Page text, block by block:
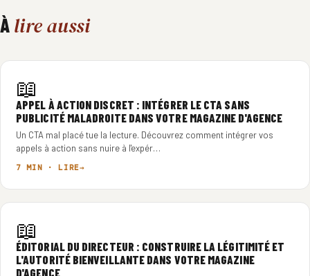
À lire aussi
📖
APPEL À ACTION DISCRET : INTÉGRER LE CTA SANS
PUBLICITÉ MALADROITE DANS VOTRE MAGAZINE D'AGENCE
Un CTA mal placé tue la lecture. Découvrez comment intégrer vos
appels à action sans nuire à l'expér…
7 MIN · LIRE
📖
ÉDITORIAL DU DIRECTEUR : CONSTRUIRE LA LÉGITIMITÉ ET
L'AUTORITÉ BIENVEILLANTE DANS VOTRE MAGAZINE
D'AGENCE